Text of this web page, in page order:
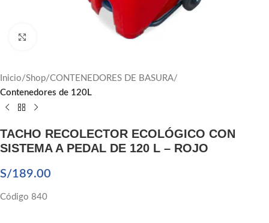
Inicio Shop CONTENEDORES DE BASURA
Contenedores de 120L
TACHO RECOLECTOR ECOLÓGICO CON
SISTEMA A PEDAL DE 120 L – ROJO
S/189.00
Código 840